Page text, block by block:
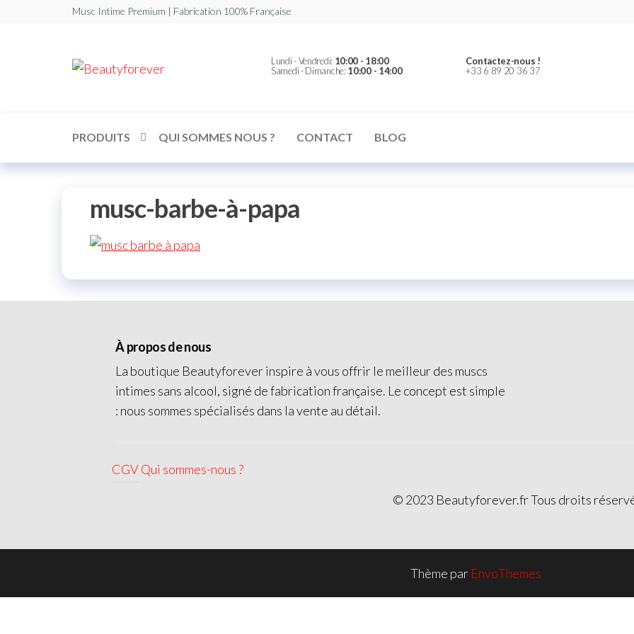
Musc Intime Premium | Fabrication 100% Française
BeautyforeverLundi - Vendredi: 10:00 - 18:00
Samedi - Dimanche: 10:00 - 14:00
Contactez-nous !
+33 6 89 20 36 37
PRODUITS QUI SOMMES NOUS ? CONTACT BLOG
musc-barbe-à-papa
À propos de nous
La boutique Beautyforever inspire à vous offrir le meilleur des muscs
intimes sans alcool, signé de fabrication française. Le concept est simple
: nous sommes spécialisés dans la vente au détail.
CGVQui sommes-nous ?
© 2023 Beautyforever.fr Tous droits
Thème par EnvoThemes